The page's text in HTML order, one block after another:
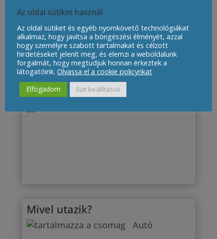
Miért utazik Magyarországra?
Városnézés
Kirándulás
ás
Mivel utazik?
Autó
Az oldal sütiket használ
Az oldal sütiket és egyéb nyomkövető technológiákat
alkalmaz, hogy javítsa a böngészési élményét, azzal
hogy személyre szabott tartalmakat és célzott
hirdetéseket jelenít meg, és elemzi a weboldalunk
forgalmát, hogy megtudjuk honnan érkeztek a
látogatóink. Olvassa el a cookie policynkat
Elfogadom Süti beállítások